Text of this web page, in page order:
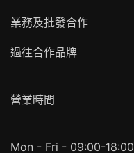
業務及批發合作
過往合作品牌
營業時間
Mon - Fri - 09:00-18:00